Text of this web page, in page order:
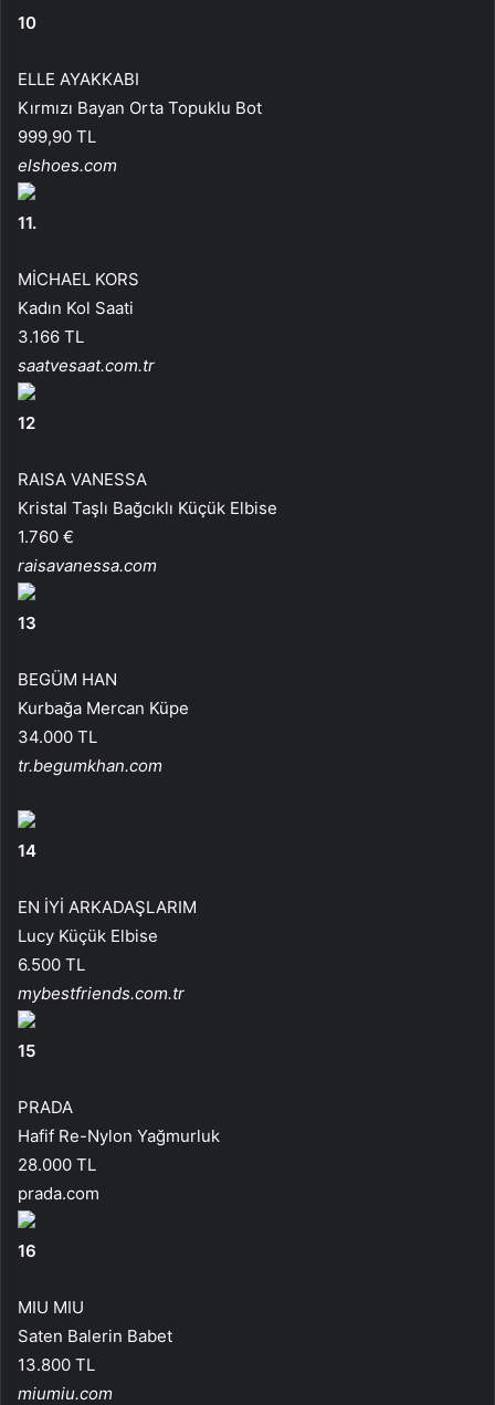
10
ELLE AYAKKABI
Kırmızı Bayan Orta Topuklu Bot
999,90 TL
elshoes.com
11.
MİCHAEL KORS
Kadın Kol Saati
3.166 TL
saatvesaat.com.tr
12
RAISA VANESSA
Kristal Taşlı Bağcıklı Küçük Elbise
1.760 €
raisavanessa.com
13
BEGÜM HAN
Kurbağa Mercan Küpe
34.000 TL
tr.begumkhan.com
14
EN İYİ ARKADAŞLARIM
Lucy Küçük Elbise
6.500 TL
mybestfriends.com.tr
15
PRADA
Hafif Re-Nylon Yağmurluk
28.000 TL
prada.com
16
MIU MIU
Saten Balerin Babet
13.800 TL
miumiu.com